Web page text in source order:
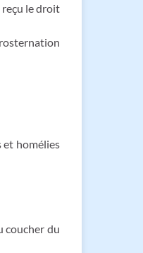
reçu le droit
et homélies
coucher du